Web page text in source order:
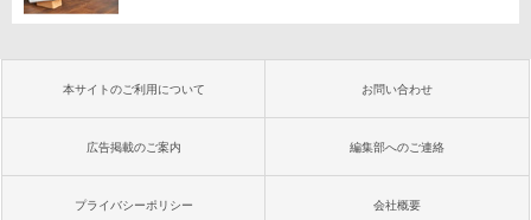
本サイトのご利用について お問い合わせ
広告掲載のご案内 編集部へのご連絡
プライバシーポリシー 会社概要